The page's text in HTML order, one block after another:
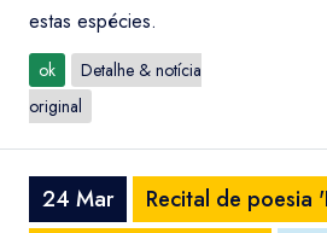
estas espécies.
ok
Detalhe & notícia
original
24 Mar
Recital de poesia